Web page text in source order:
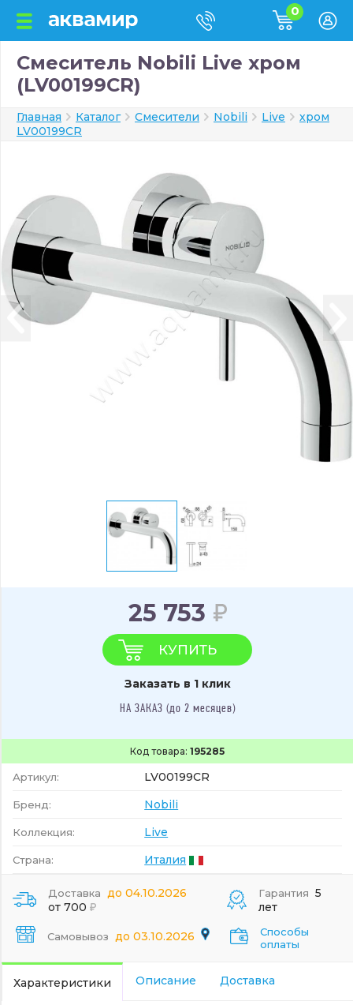
0
Смеситель Nobili Live хром
(LV00199CR)
Главная Каталог Смесители Nobili Live
хром
LV00199CR
Код товара: 195285
Артикул: LV00199CR
Бренд: Nobili
Коллекция: Live
Страна: Италия
25 753
КУПИТЬ
Заказать в 1 клик
НА ЗАКАЗ (до 2 месяцев)
Доставка до 04.10.2026
от 700
Самовывоз до 03.10.2026
Гарантия 5
лет
Способы
оплаты
Характеристики Описание Доставка